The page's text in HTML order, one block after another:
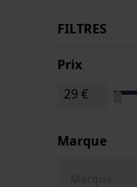
FILTRES
Prix
Marque